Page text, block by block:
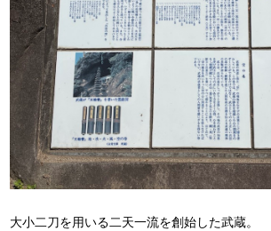
大小二刀を用いる二天一流を創始した武蔵。